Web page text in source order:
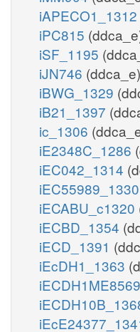
iAPECO1_1312
iPC815
iSF_1195
iJN746 (ddca_e)
iBWG_1329
iB21_1397
ic_1306
iE2348C_1286
iEC042_1314
iEC55989_1330
iECABU_c1320
iECBD_1354
iECD_1391
iEcDH1_1363